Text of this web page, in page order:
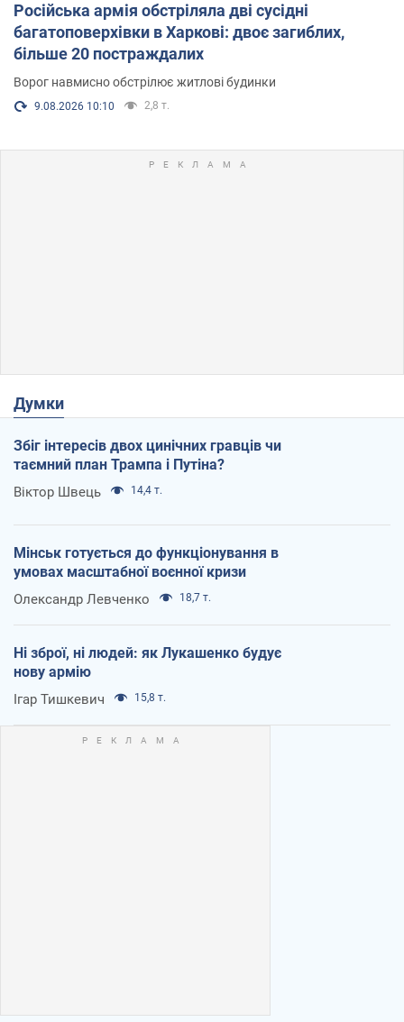
Російська армія обстріляла дві сусідні
багатоповерхівки в Харкові: двоє загиблих,
більше 20 постраждалих
Ворог навмисно обстрілює житлові будинки
9.08.2026 10:10 2,8 т.
Думки
Збіг інтересів двох цинічних гравців чи
таємний план Трампа і Путіна?
Віктор Швець 14,4 т.
Мінськ готується до функціонування в
умовах масштабної воєнної кризи
Олександр Левченко 18,7 т.
Ні зброї, ні людей: як Лукашенко будує
нову армію
Ігар Тишкевич 15,8 т.